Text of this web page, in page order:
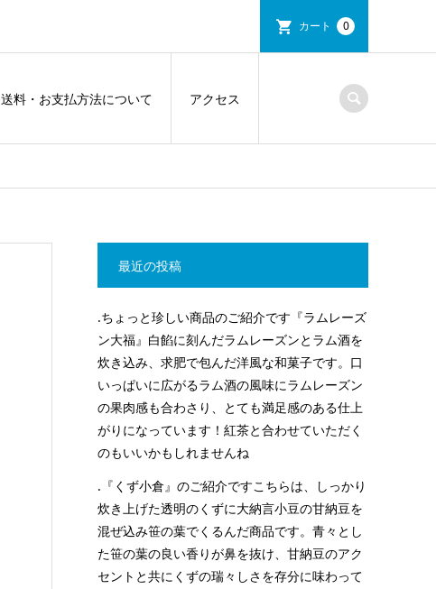
カート 0
送料・お支払方法について アクセス
最近の投稿
.ちょっと珍しい商品のご紹介です『ラムレーズ
ン大福』白餡に刻んだラムレーズンとラム酒を
炊き込み、求肥で包んだ洋風な和菓子です。口
いっぱいに広がるラム酒の風味にラムレーズン
の果肉感も合わさり、とても満足感のある仕上
がりになっています！紅茶と合わせていただく
のもいいかもしれませんね
.『くず小倉』のご紹介ですこちらは、しっかり
炊き上げた透明のくずに大納言小豆の甘納豆を
混ぜ込み笹の葉でくるんだ商品です。青々とし
た笹の葉の良い香りが鼻を抜け、甘納豆のアク
セントと共にくずの瑞々しさを存分に味わって